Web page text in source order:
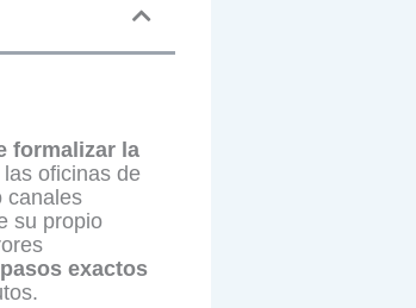
formalizar la
oficinas de
canales
su propio
exactos